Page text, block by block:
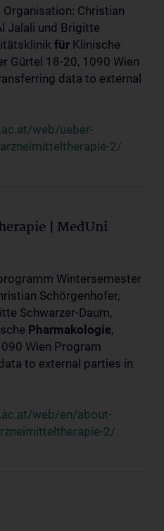
Christian
Jalali und Brigitte
für Klinische
Gürtel 18-20, 1090 Wien
data to external
web/ueber-
2/
| MedUni
Wintersemester
Schörgenhofer,
Schwarzer-Daum,
Pharmakologie,
Wien Program
to external parties in
web/en/about-
2/